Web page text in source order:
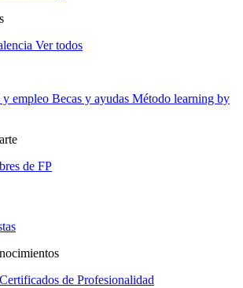
Ver todos
y empleo Becas y ayudas Método learning by
de FP
de Profesionalidad